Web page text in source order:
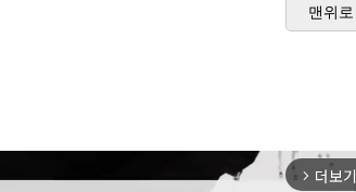
맨위로
arrow_forward_ios 더보기